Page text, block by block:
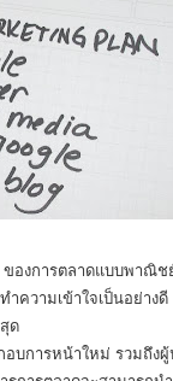
องการตลาดแบบพาณิ
ความเข้าใจเป็นอย่าง
ด
บการหน้าใหม่ รวมถึง